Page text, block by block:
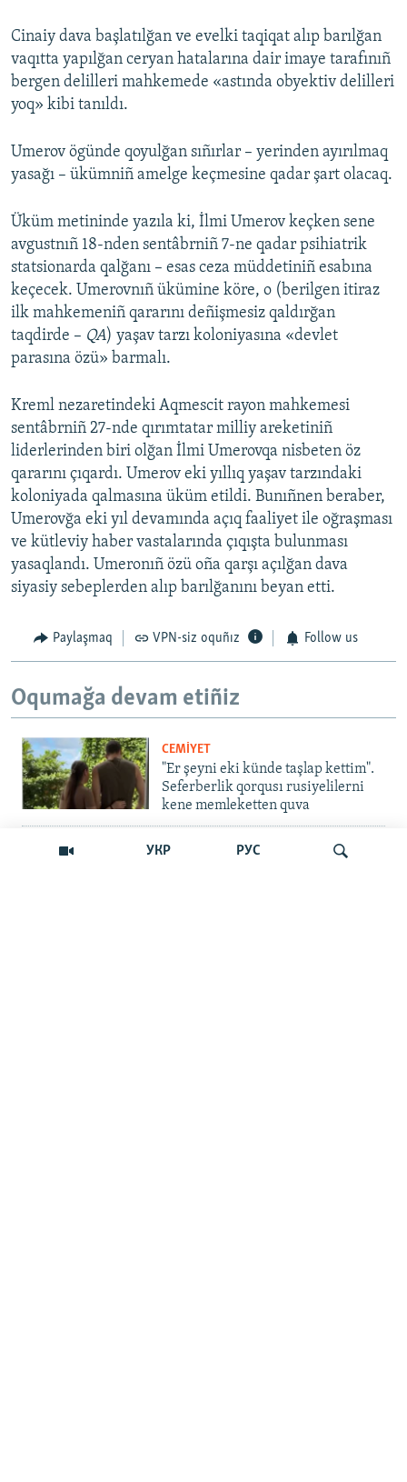
УКР РУС
Cinaiy dava başlatılğan ve evelki taqiqat alıp barılğan
vaqıtta yapılğan ceryan hatalarına dair imaye tarafınıñ
bergen delilleri mahkemede «astında obyektiv delilleri
yoq» kibi tanıldı.
Umerov ögünde qoyulğan sıñırlar – yerinden ayırılmaq
yasağı – ükümniñ amelge keçmesine qadar şart olacaq.
Üküm metininde yazıla ki, İlmi Umerov keçken sene
avgustnıñ 18-nden sentâbrniñ 7-ne qadar psihiatrik
statsionarda qalğanı – esas ceza müddetiniñ esabına
keçecek. Umerovnıñ ükümine köre, o (berilgen itiraz
ilk mahkemeniñ qararını deñişmesiz qaldırğan
taqdirde – QA) yaşav tarzı koloniyasına «devlet
parasına özü» barmalı.
Kreml nezaretindeki Aqmescit rayon mahkemesi
sentâbrniñ 27-nde qırımtatar milliy areketiniñ
liderlerinden biri olğan İlmi Umerovqa nisbeten öz
qararını çıqardı. Umerov eki yıllıq yaşav tarzındaki
koloniyada qalmasına üküm etildi. Bunıñnen beraber,
Umerovğa eki yıl devamında açıq faaliyet ile oğraşması
ve kütleviy haber vastalarında çıqışta bulunması
yasaqlandı. Umeronıñ özü oña qarşı açılğan dava
siyasiy sebeplerden alıp barılğanını beyan etti.
Paylaşmaq VPN-siz oquñız Follow us
Oqumağa devam etiñiz
CEMİYET
"Er şeyni eki künde taşlap kettim".
Seferberlik qorqusı rusiyelilerni
kene memleketten quva
İNSAN AQLARI